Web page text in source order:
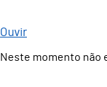
Ouvir
Neste momento não